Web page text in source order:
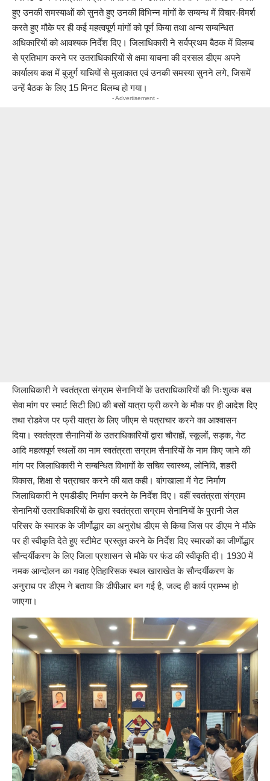
हुए उनकी समस्याओं को सुनते हुए उनकी विभिन्न मांगों के सम्बन्ध में विचार-विमर्श
करते हुए मौके पर ही कई महत्वपूर्ण मांगों को पूर्ण किया तथा अन्य सम्बन्धित
अधिकारियों को आवश्यक निर्देश दिए। जिलाधिकारी ने सर्वप्रथम बैठक में विलम्ब
से प्रतिभाग करने पर उतराधिकारियों से क्षमा याचना की दरसल डीएम अपने
कार्यालय कक्ष में बुजुर्ग याचियों से मुलाकात एवं उनकी समस्या सुनने लगे, जिसमें
उन्हें बैठक के लिए 15 मिनट विलम्ब हो गया।
- Advertisement -
जिलाधिकारी ने स्वतंत्रता संग्राम सेनानियों के उतराधिकारियों की निःशुल्क बस
सेवा मांग पर स्मार्ट सिटी लि0 की बसों यात्रा फ्री करने के मौक पर ही आदेश दिए
तथा रोडवेज पर फ्री यात्रा के लिए जीएम से पत्राचार करने का आश्वासन
दिया। स्वतंत्रता सैनानियों के उतराधिकारियों द्वारा चौराहों, स्कूलों, सड़क, गेट
आदि महत्वपूर्ण स्थलों का नाम स्वतंत्रता सग्राम सैनारियों के नाम किए जाने की
मांग पर जिलाधिकारी ने सम्बन्धित विभागों के सचिव स्वास्थ्य, लोनिवि, शहरी
विकास, शिक्षा से पत्राचार करने की बात कही। बांगखाला में गेट निर्माण
जिलाधिकारी ने एमडीडीए निर्माण करने के निर्देश दिए। वहीं स्वतंत्रता संग्राम
सेनानियों उतराधिकारियों के द्वारा स्वतंत्रता सग्राम सेनानियों के पुरानी जेल
परिसर के स्मारक के जीर्णोद्धार का अनुरोध डीएम से किया जिस पर डीएम ने मौके
पर ही स्वीकृति देते हुए स्टीमेट प्रस्तुत करने के निर्देश दिए स्मारकों का जीर्णाेद्धार
सौन्दर्यीकरण के लिए जिला प्रशासन से मौके पर फंड की स्वीकृति दी। 1930 में
नमक आन्दोलन का गवाह ऐतिहारिसक स्थल खाराखेत के सौन्दर्यीकरण के
अनुराध पर डीएम ने बताया कि डीपीआर बन गई है, जल्द ही कार्य प्राम्भ्भ हो
जाएगा।